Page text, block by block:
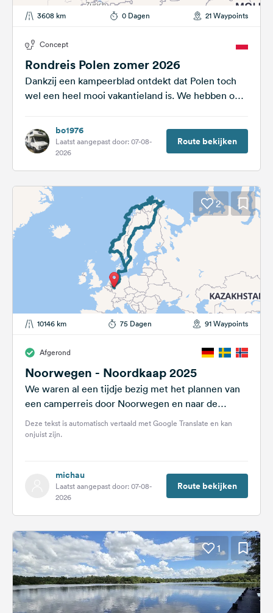
3608 km 0 Dagen 21 Waypoints
Concept
Rondreis Polen zomer 2026
Dankzij een kampeerblad ontdekt dat Polen toch
wel een heel mooi vakantieland is. We hebben ons
bo1976
Laatst aangepast door: 07-08-
2026
Route bekijken
2
10146 km 75 Dagen 91 Waypoints
Afgerond
Noorwegen - Noordkaap 2025
We waren al een tijdje bezig met het plannen van
een camperreis door Noorwegen en naar de
Noordkaap. Uiteindelijk vertrokken...
Deze tekst is automatisch vertaald met Google Translate en kan
onjuist zijn.
michau
Laatst aangepast door: 07-08-
2026
Route bekijken
1